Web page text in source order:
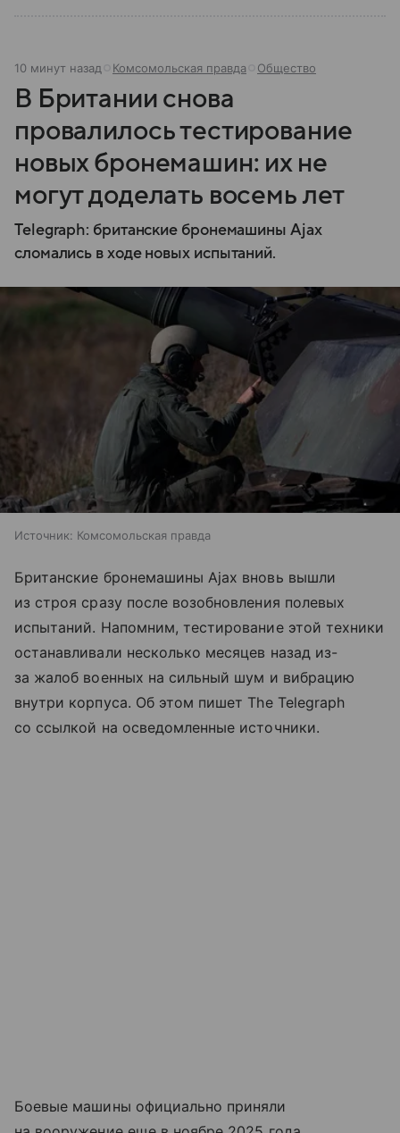
10 минут назад Комсомольская правда Общество
В Британии снова
провалилось тестирование
новых бронемашин: их не
могут доделать восемь лет
Telegraph: британские бронемашины Ajax
сломались в ходе новых испытаний.
Источник: Комсомольская правда
Британские бронемашины Ajax вновь вышли
из строя сразу после возобновления полевых
испытаний. Напомним, тестирование этой техники
останавливали несколько месяцев назад из-
за жалоб военных на сильный шум и вибрацию
внутри корпуса. Об этом пишет The Telegraph
со ссылкой на осведомленные источники.
Боевые машины официально приняли